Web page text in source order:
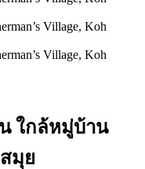
ใกล้หมู่บ้าน
มุย